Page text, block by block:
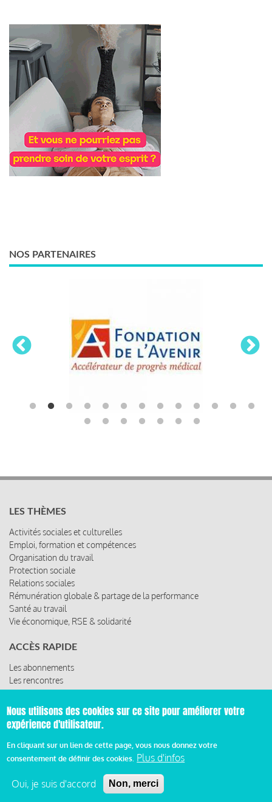
NOS PARTENAIRES
LES THÈMES
Emploi, formation et compétences
Organisation du travail
Protection sociale
Relations sociales
Rémunération globale & partage de la performance
Santé au travail
Vie économique, RSE & solidarité
ACCÈS RAPIDE
Les rencontres
Les ressources
© 2019 Miroir Social - Réalisé parCafffeine
Pied
de
Mentions légales et condition générale d’utilisation et
d’abonnement
Nous utilisons des cookies sur ce site pour améliorer votre
expérience d'utilisateur.
En cliquant sur un lien de cette page, vous nous donnez votre
consentement de définir des cookies. Plus d'infos
Oui, je suis d'accord Non, merci